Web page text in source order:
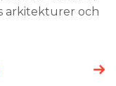
arkitekturer och